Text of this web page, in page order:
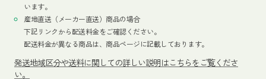
います。
産地直送（メーカー直送）商品の場合
下記リンクから配送料金をご確認ください。
配送料金が異なる商品は、商品ページに記載しております。
発送地域区分や送料に関しての詳しい説明はこちらをご覧くださ
い。